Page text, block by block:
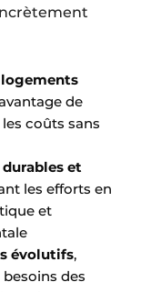
logements
de
coûts sans
et
les efforts en
et
évolutifs,
besoins des